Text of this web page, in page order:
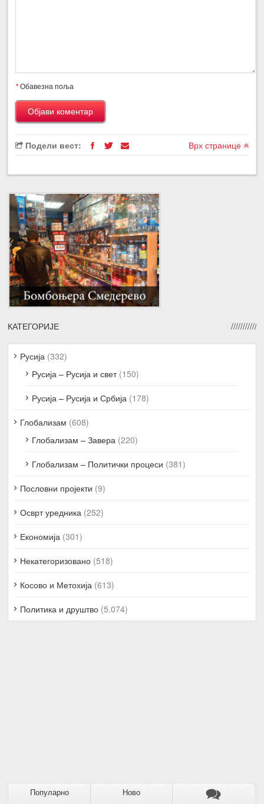
*Обавезна поља
Подели вест: Врх странице
КАТЕГОРИЈЕ
Русија (332)
Русија – Русија и свет(150)
Русија – Русија и Србија (178)
Глобализам (608)
Глобализам – Завера (220)
Глобализам – Политички процеси (381)
Пословни пројекти (9)
Осврт уредника (252)
Економија (301)
Некатегоризовано (518)
Косово и Метохија (613)
Политика и друштво (5.074)
Популарно Ново